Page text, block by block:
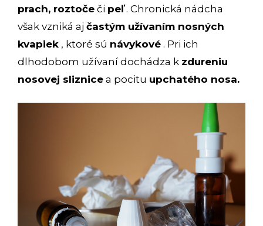
prach, roztoče či peľ. Chronická nádcha
však vzniká aj častým užívaním nosných
kvapiek , ktoré sú návykové . Pri ich
dlhodobom užívaní dochádza k zdureniu
nosovej sliznice a pocitu upchatého nosa.